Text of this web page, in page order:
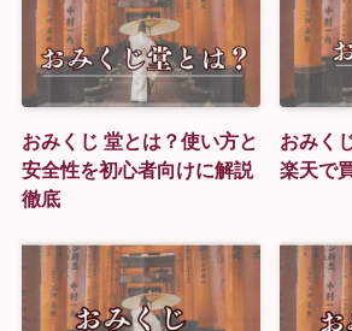
おみくじ 堂とは？使い方と
安全性を初心者向けに解説
徹底
おみく
楽天で